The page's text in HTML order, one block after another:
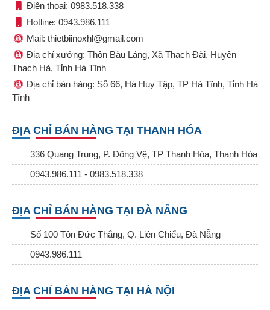
Điện thoại: 0983.518.338
Hotline: 0943.986.111
Mail: thietbiinoxhl@gmail.com
Địa chỉ xưởng: Thôn Bàu Láng, Xã Thạch Đài, Huyện
Thạch Hà, Tỉnh Hà Tĩnh
Địa chỉ bán hàng: Sỗ 66, Hà Huy Tập, TP Hà Tĩnh, Tỉnh Hà
Tĩnh
ĐỊA CHỈ BÁN HÀNG TẠI THANH HÓA
336 Quang Trung, P. Đông Vệ, TP Thanh Hóa, Thanh Hóa
0943.986.111 - 0983.518.338
ĐỊA CHỈ BÁN HÀNG TẠI ĐÀ NẴNG
Số 100 Tôn Đức Thắng, Q. Liên Chiểu, Đà Nẵng
0943.986.111
ĐỊA CHỈ BÁN HÀNG TẠI HÀ NỘI